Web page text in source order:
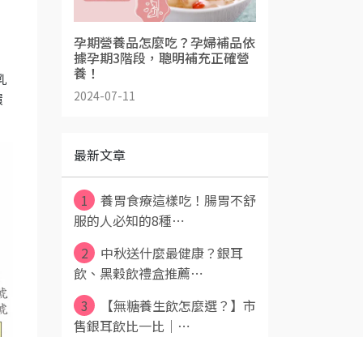
孕期營養品怎麼吃？孕婦補品依
據孕期3階段，聰明補充正確營
養！
2024-07-11
最新文章
1
養胃食療這樣吃！腸胃不舒
服的人必知的8種⋯
2
中秋送什麼最健康？銀耳
飲、黑穀飲禮盒推薦⋯
3
【無糖養生飲怎麼選？】市
售銀耳飲比一比｜⋯